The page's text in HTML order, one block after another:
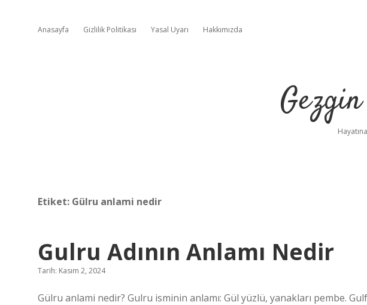
Anasayfa Gizlilik Politikası Yasal Uyarı Hakkımızda
Etiket: Gülru anlami nedir
Gulru Adının Anlamı Nedir
Tarih: Kasım 2, 2024
Gülru anlami nedir? Gulru isminin anlamı: Gül yüzlü, yanakları pembe.